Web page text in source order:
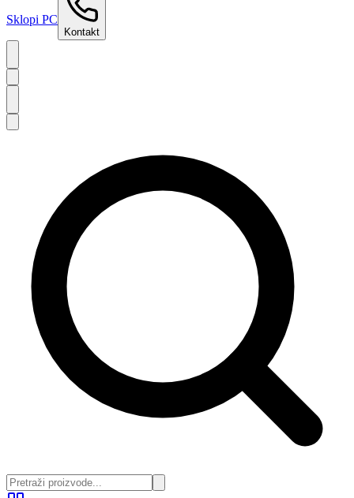
Sklopi PC
Kontakt